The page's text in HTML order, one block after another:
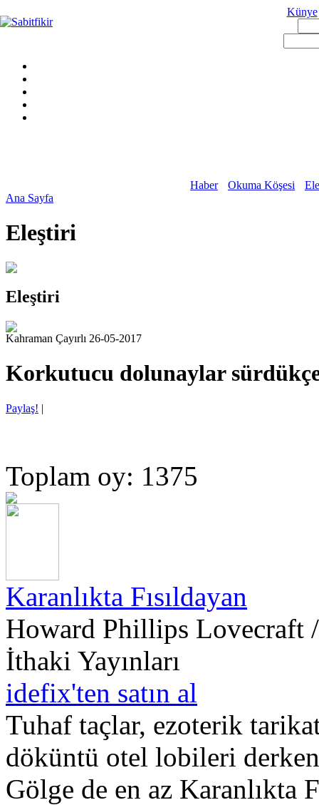
Künye
Haber Okuma Köşesi
Ana Sayfa
Eleştiri
Eleştiri
Kahraman Çayırlı 26-05-2017
Korkutucu dolunaylar
Paylaş! |
Toplam oy: 1375
Karanlıkta Fısıldayan
Howard Phillips Lovecraft
İthaki Yayınları
idefix'ten satın al
Tuhaf taçlar, ezoterik
döküntü otel lobileri
Gölge de en az Karanlıkta